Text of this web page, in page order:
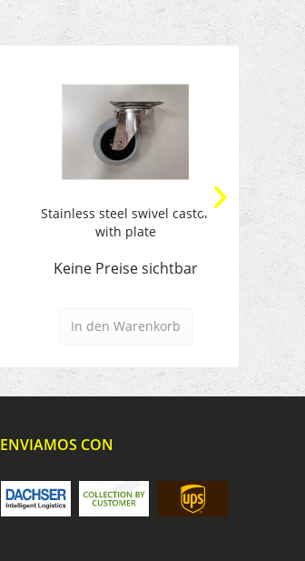
Stainless steel swivel castor
with plate
Keine Preise sichtbar
In den Warenkorb
ENVIAMOS CON